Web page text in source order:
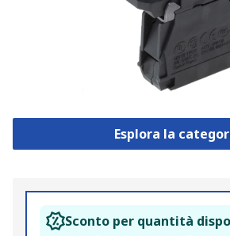
Esplora la
Sconto per quantità